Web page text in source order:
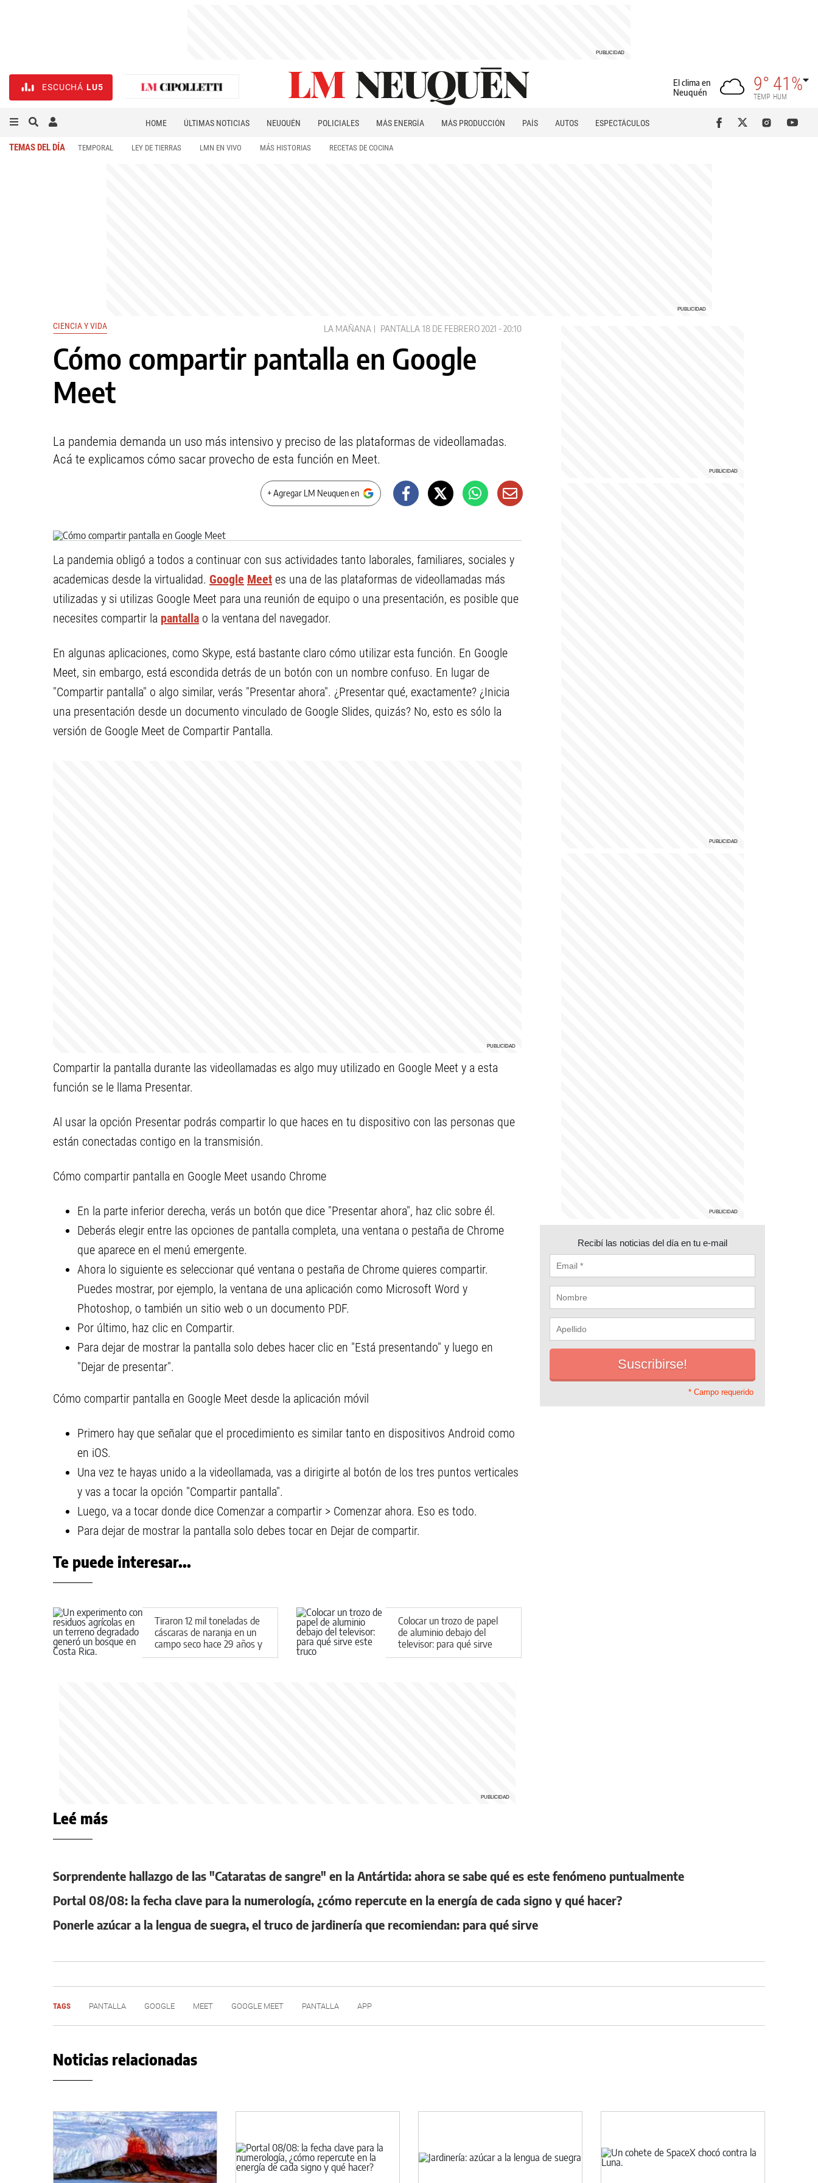
ESCUCHÁ LU5
El clima en
Neuquén
9°
TEMP
41%
HUM
HOME ÚLTIMAS NOTICIAS NEUQUÉN POLICIALES MÁS ENERGÍA MÁS PRODUCCIÓN PAÍS AUTOS
ESPECTÁCULOS
TEMAS DEL DÍA TEMPORAL LEY DE TIERRAS LMN EN VIVO MÁS HISTORIAS RECETAS DE COCINA
CIENCIA Y VIDA LA MAÑANA PANTALLA 18 DE FEBRERO 2021 - 20:10
Cómo compartir pantalla en Google
Meet
La pandemia demanda un uso más intensivo y preciso de las plataformas de videollamadas.
Acá te explicamos cómo sacar provecho de esta función en Meet.
+ Agregar LM Neuquen en
La pandemia obligó a todos a continuar con sus actividades tanto laborales, familiares, sociales y
academicas desde la virtualidad. Google Meet es una de las plataformas de videollamadas más
utilizadas y si utilizas Google Meet para una reunión de equipo o una presentación, es posible que
necesites compartir la pantalla o la ventana del navegador.
En algunas aplicaciones, como Skype, está bastante claro cómo utilizar esta función. En Google
Meet, sin embargo, está escondida detrás de un botón con un nombre confuso. En lugar de
"Compartir pantalla" o algo similar, verás "Presentar ahora". ¿Presentar qué, exactamente? ¿Inicia
una presentación desde un documento vinculado de Google Slides, quizás? No, esto es sólo la
versión de Google Meet de Compartir Pantalla.
Compartir la pantalla durante las videollamadas es algo muy utilizado en Google Meet y a esta
función se le llama Presentar.
Al usar la opción Presentar podrás compartir lo que haces en tu dispositivo con las personas que
están conectadas contigo en la transmisión.
Cómo compartir pantalla en Google Meet usando Chrome
En la parte inferior derecha, verás un botón que dice "Presentar ahora", haz clic sobre él.
Deberás elegir entre las opciones de pantalla completa, una ventana o pestaña de Chrome
que aparece en el menú emergente.
Ahora lo siguiente es seleccionar qué ventana o pestaña de Chrome quieres compartir.
Puedes mostrar, por ejemplo, la ventana de una aplicación como Microsoft Word y
Photoshop, o también un sitio web o un documento PDF.
Por último, haz clic en Compartir.
Para dejar de mostrar la pantalla solo debes hacer clic en "Está presentando" y luego en
"Dejar de presentar".
Cómo compartir pantalla en Google Meet desde la aplicación móvil
Primero hay que señalar que el procedimiento es similar tanto en dispositivos Android como
en iOS.
Una vez te hayas unido a la videollamada, vas a dirigirte al botón de los tres puntos verticales
y vas a tocar la opción "Compartir pantalla".
Luego, va a tocar donde dice Comenzar a compartir > Comenzar ahora. Eso es todo.
Para dejar de mostrar la pantalla solo debes tocar en Dejar de compartir.
Te puede interesar...
Tiraron 12 mil toneladas de
cáscaras de naranja en un
campo seco hace 29 años y
floreció un milagro
Colocar un trozo de papel
de aluminio debajo del
televisor: para qué sirve
este truco
Recibí las noticias del día en tu e-mail
* Campo requerido
Leé más
Sorprendente hallazgo de las "Cataratas de sangre" en la Antártida: ahora se sabe qué es este fenómeno puntualmente
Portal 08/08: la fecha clave para la numerología, ¿cómo repercute en la energía de cada signo y qué hacer?
Ponerle azúcar a la lengua de suegra, el truco de jardinería que recomiendan: para qué sirve
TAGS PANTALLA GOOGLE MEET GOOGLE MEET PANTALLA APP
Noticias relacionadas